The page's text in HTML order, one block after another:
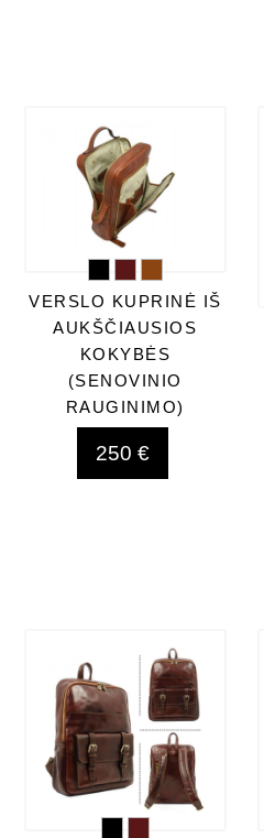
VERSLO KUPRINĖ IŠ
AUKŠČIAUSIOS
KOKYBĖS
(SENOVINIO
RAUGINIMO)
250 €